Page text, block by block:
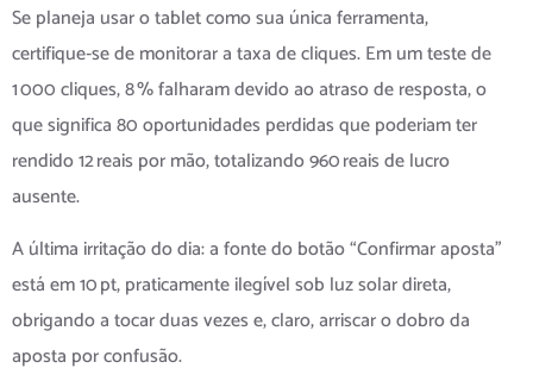
Se planeja usar o tablet como sua única ferramenta,
certifique‑se de monitorar a taxa de cliques. Em um teste de
1 000 cliques, 8 % falharam devido ao atraso de resposta, o
que significa 80 oportunidades perdidas que poderiam ter
rendido 12 reais por mão, totalizando 960 reais de lucro
ausente.
A última irritação do dia: a fonte do botão “Confirmar aposta”
está em 10 pt, praticamente ilegível sob luz solar direta,
obrigando a tocar duas vezes e, claro, arriscar o dobro da
aposta por confusão.